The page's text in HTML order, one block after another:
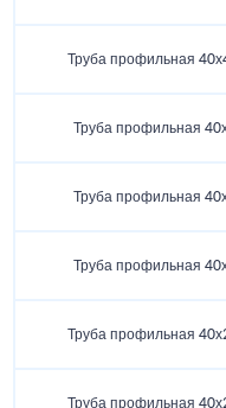
Труба профильная
Труба профильная
Труба профильная
Труба профильная
Труба профильная
Труба профильная